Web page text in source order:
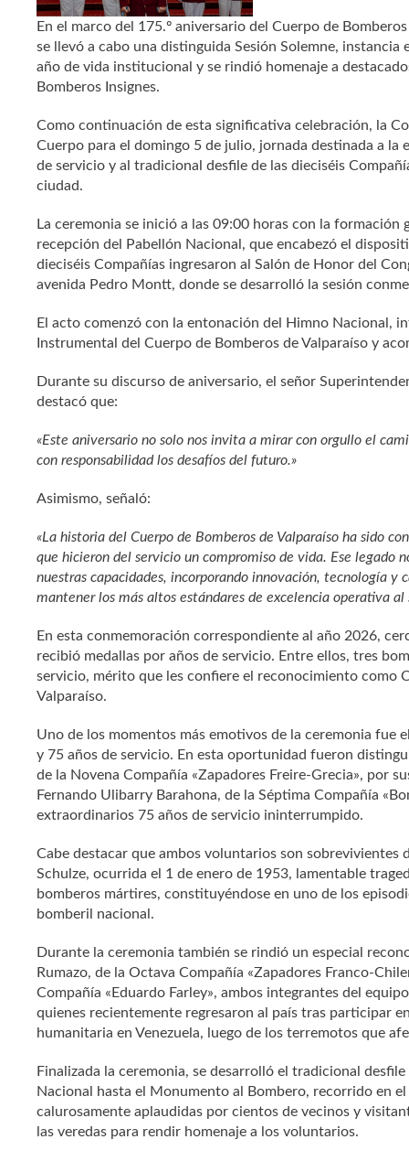
En el marco del 175.º aniversario del Cuerpo de
se llevó a cabo una distinguida Sesión Solemne, instancia
año de vida institucional y se rindió homenaje a
Bomberos Insignes.
Como continuación de esta significativa celebración, la
Cuerpo para el domingo 5 de julio, jornada destinada a la
de servicio y al tradicional desfile de las dieciséis
ciudad.
La ceremonia se inició a las 09:00 horas con la formación
recepción del Pabellón Nacional, que encabezó el
dieciséis Compañías ingresaron al Salón de Honor del
avenida Pedro Montt, donde se desarrolló la sesión
El acto comenzó con la entonación del Himno Nacional,
Instrumental del Cuerpo de Bomberos de Valparaíso y
Durante su discurso de aniversario, el señor
destacó que:
«Este aniversario no solo nos invita a mirar con orgullo el
con responsabilidad los desafíos del futuro.»
Asimismo, señaló:
«La historia del Cuerpo de Bomberos de Valparaíso ha sido
que hicieron del servicio un compromiso de vida. Ese legado
nuestras capacidades, incorporando innovación, tecnología y
mantener los más altos estándares de excelencia operativa
En esta conmemoración correspondiente al año 2026,
recibió medallas por años de servicio. Entre ellos, tres
servicio, mérito que les confiere el reconocimiento como
Valparaíso.
Uno de los momentos más emotivos de la ceremonia fue
y 75 años de servicio. En esta oportunidad fueron
de la Novena Compañía «Zapadores Freire-Grecia», por
Fernando Ulibarry Barahona, de la Séptima Compañía
extraordinarios 75 años de servicio ininterrumpido.
Cabe destacar que ambos voluntarios son sobrevivientes
Schulze, ocurrida el 1 de enero de 1953, lamentable
bomberos mártires, constituyéndose en uno de los
bomberil nacional.
Durante la ceremonia también se rindió un especial
Rumazo, de la Octava Compañía «Zapadores Franco-
Compañía «Eduardo Farley», ambos integrantes del
quienes recientemente regresaron al país tras participar
humanitaria en Venezuela, luego de los terremotos que
Finalizada la ceremonia, se desarrolló el tradicional
Nacional hasta el Monumento al Bombero, recorrido en
calurosamente aplaudidas por cientos de vecinos y
las veredas para rendir homenaje a los voluntarios.